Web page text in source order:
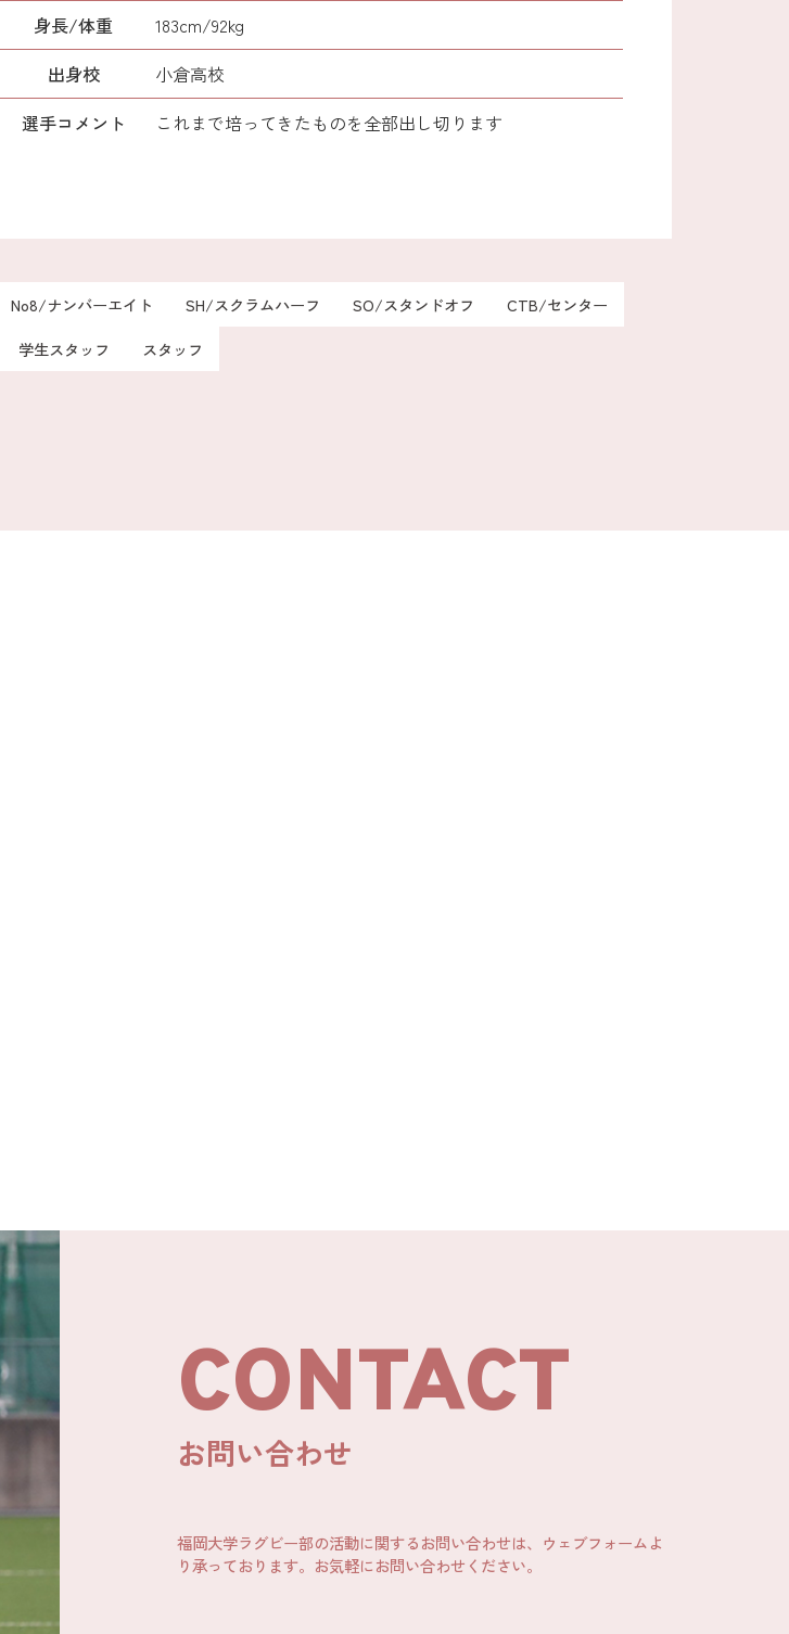
身長/体重
183cm/92kg
出身校
小倉高校
選手コメント
これまで培ってきたものを全部出し切ります
No8/ナンバーエイト SH/スクラムハーフ SO/スタンドオフ
CTB/センター
学生スタッフ スタッフ
CONTACT
お問い合わせ
福岡大学ラグビー部の活動に関するお問い合わせは、ウェブフォームよ
り承っております。お気軽にお問い合わせください。